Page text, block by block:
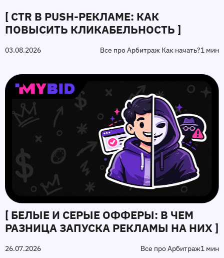
[ CTR В PUSH-РЕКЛАМЕ: КАК
ПОВЫСИТЬ КЛИКАБЕЛЬНОСТЬ ]
03.08.2026 Все про Арбитраж Как начать?1 мин
[ БЕЛЫЕ И СЕРЫЕ ОФФЕРЫ: В ЧЕМ
РАЗНИЦА ЗАПУСКА РЕКЛАМЫ НА НИХ ]
26.07.2026 Все про Арбитраж1 мин